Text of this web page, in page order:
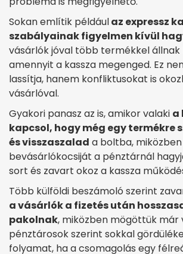
Sokan említik példáulaz expressz
szabályainak figyelmen kívül
vásárlók jóval több termékkel állnak
amennyit a kassza megenged. Ez
lassítja, hanem konfliktusokat is
vásárlóval.
Gyakori panasz az is, amikor valaki a
kapcsol, hogy még egy termékre
és visszaszalad a boltba,
bevásárlókocsiját a pénztárnál
sort és zavart okoz a kassza
Több külföldi beszámoló szerint
a vásárlók a fizetés után
pakolnak, miközben mögöttük már
pénztárosok szerint sokkal
folyamat, ha a csomagolás egy